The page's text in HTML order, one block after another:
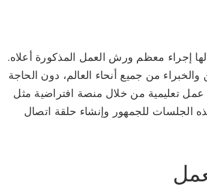
إجراء معظم ورش العمل المذكورة أعلاه.
من جميع أنحاء العالم، دون الحاجة
عمل تعليمية من خلال منصة افتراضية مثل
الجلسات للجمهور وإنشاء حلقة اتصال